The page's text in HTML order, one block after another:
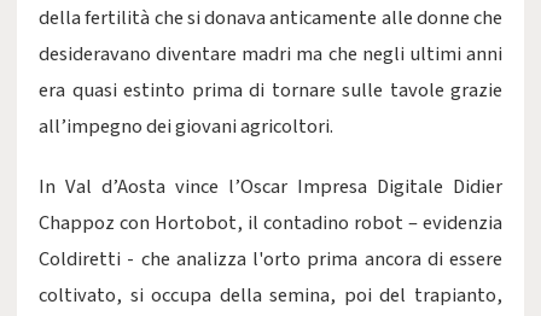
della fertilità che si donava anticamente alle donne che
desideravano diventare madri ma che negli ultimi anni
era quasi estinto prima di tornare sulle tavole grazie
all’impegno dei giovani agricoltori.
In Val d’Aosta vince l’Oscar Impresa Digitale Didier
Chappoz con Hortobot, il contadino robot – evidenzia
Coldiretti - che analizza l'orto prima ancora di essere
coltivato, si occupa della semina, poi del trapianto,